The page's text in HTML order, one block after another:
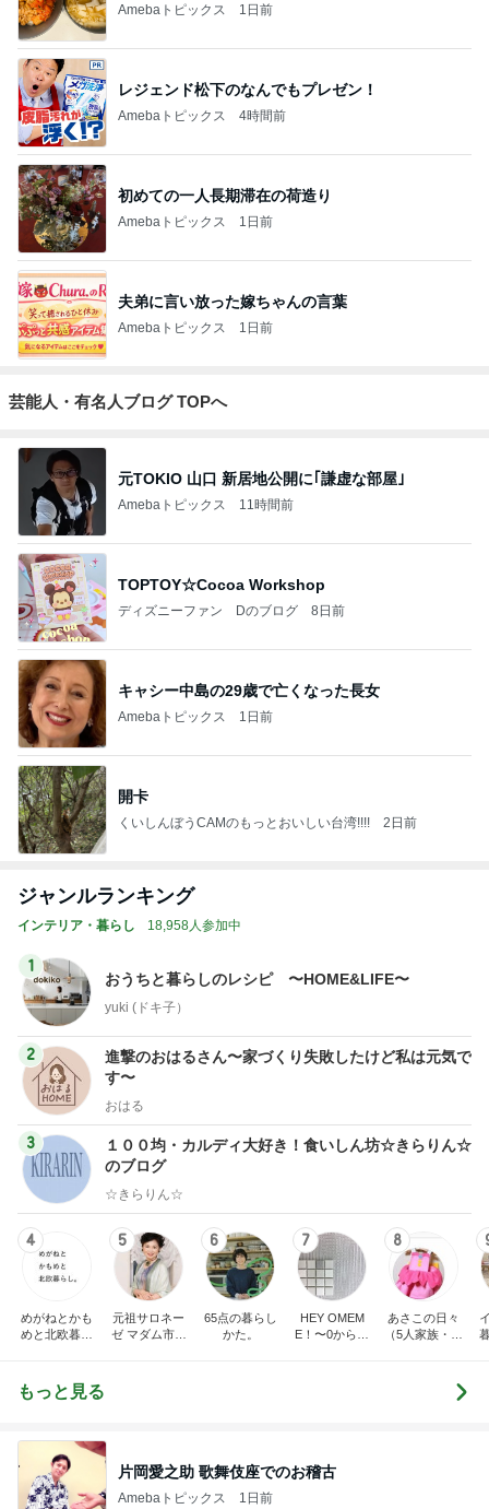
Amebaトピックス 1日前
レジェンド松下のなんでもプレゼン！
Amebaトピックス 4時間前
初めての一人長期滞在の荷造り
Amebaトピックス 1日前
夫弟に言い放った嫁ちゃんの言葉
Amebaトピックス 1日前
芸能人・有名人ブログ TOPへ
元TOKIO 山口 新居地公開に｢謙虚な部屋｣
Amebaトピックス 11時間前
TOPTOY☆Cocoa Workshop
ディズニーファン Dのブログ 8日前
キャシー中島の29歳で亡くなった長女
Amebaトピックス 1日前
開卡
くいしんぼうCAMのもっとおいしい台湾!!!! 2日前
ジャンルランキング
インテリア・暮らし 18,958人参加中
1
おうちと暮らしのレシピ 〜HOME&LIFE〜
yuki (ドキ子）
2
進撃のおはるさん〜家づくり失敗したけど私は元気で
す〜
おはる
3
１００均・カルディ大好き！食いしん坊☆きらりん☆
のブログ
☆きらりん☆
4
めがねとかも
めと北欧暮ら
5
元祖サロネー
ゼ マダム市川
6
65点の暮らし
かた。
7
HEY OMEM
E！〜0からの
8
あさこの日々
（5人家族・投
もっと見る
片岡愛之助 歌舞伎座でのお稽古
Amebaトピックス 1日前